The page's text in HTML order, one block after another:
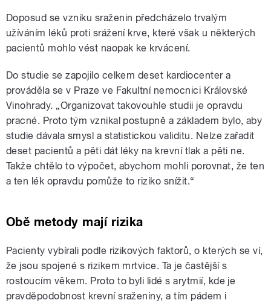
Doposud se vzniku sraženin předcházelo trvalým
užíváním léků proti srážení krve, které však u některých
pacientů mohlo vést naopak ke krvácení.
Do studie se zapojilo celkem deset kardiocenter a
prováděla se v Praze ve Fakultní nemocnici Královské
Vinohrady. „Organizovat takovouhle studii je opravdu
pracné. Proto tým vznikal postupně a základem bylo, aby
studie dávala smysl a statistickou validitu. Nelze zařadit
deset pacientů a pěti dát léky na krevní tlak a pěti ne.
Takže chtělo to výpočet, abychom mohli porovnat, že ten
a ten lék opravdu pomůže to riziko snížit.“
Obě metody mají rizika
Pacienty vybírali podle rizikových faktorů, o kterých se ví,
že jsou spojené s rizikem mrtvice. Ta je častější s
rostoucím věkem. Proto to byli lidé s arytmií, kde je
pravděpodobnost krevní sraženiny, a tím pádem i